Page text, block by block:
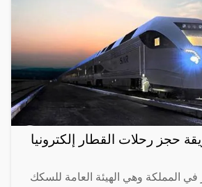
حجز رحلات القطار إلكترونيا
المملكة وهي الهيئة العامة للسكك